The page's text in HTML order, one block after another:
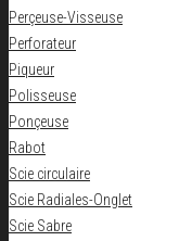
Perçeuse-Visseuse
Perforateur
Piqueur
Polisseuse
Ponçeuse
Rabot
Scie circulaire
Scie Radiales-Onglet
Scie Sabre